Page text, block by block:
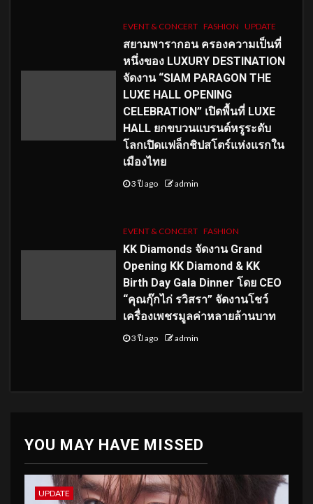
EVENT & CONCERT FASHION UPDATE
สยามพารากอน ครองความเป็นที่
หนึ่งของ LUXURY DESTINATION
จัดงาน “SIAM PARAGON THE
LUXE HALL OPENING
CELEBRATION” เปิดพื้นที่ LUXE
HALL ยกขบวนแบรนด์หรูระดับ
โลกเปิดแฟล็กชิปสโตร์แห่งแรกใน
เมืองไทย
3 ปี ago admin
EVENT & CONCERT FASHION
KK Diamonds จัดงาน Grand
Opening KK Diamond & KK
Birth Day Gala Dinner โดย CEO
“คุณกุ๊กไก่ รวิสรา” จัดงานโชว์
เครื่องเพชรมูลค่าหลายล้านบาท
3 ปี ago admin
YOU MAY HAVE MISSED
UPDATE